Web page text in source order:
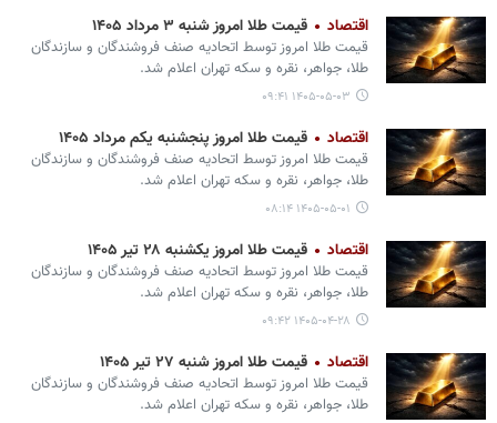
اقتصاد قیمت طلا امروز شنبه ۳ مرداد ۱۴۰۵
قیمت طلا امروز توسط اتحادیه صنف فروشندگان و سازندگان
طلا، جواهر، نقره و سکه تهران اعلام شد.
۱۴۰۵-۰۵-۰۳ ۰۹:۴۱
اقتصاد قیمت طلا امروز پنجشنبه یکم مرداد ۱۴۰۵
قیمت طلا امروز توسط اتحادیه صنف فروشندگان و سازندگان
طلا، جواهر، نقره و سکه تهران اعلام شد.
۱۴۰۵-۰۵-۰۱ ۰۸:۱۴
اقتصاد قیمت طلا امروز یکشنبه ۲۸ تیر ۱۴۰۵
قیمت طلا امروز توسط اتحادیه صنف فروشندگان و سازندگان
طلا، جواهر، نقره و سکه تهران اعلام شد.
۱۴۰۵-۰۴-۲۸ ۰۹:۴۲
اقتصاد قیمت طلا امروز شنبه ۲۷ تیر ۱۴۰۵
قیمت طلا امروز توسط اتحادیه صنف فروشندگان و سازندگان
طلا، جواهر، نقره و سکه تهران اعلام شد.